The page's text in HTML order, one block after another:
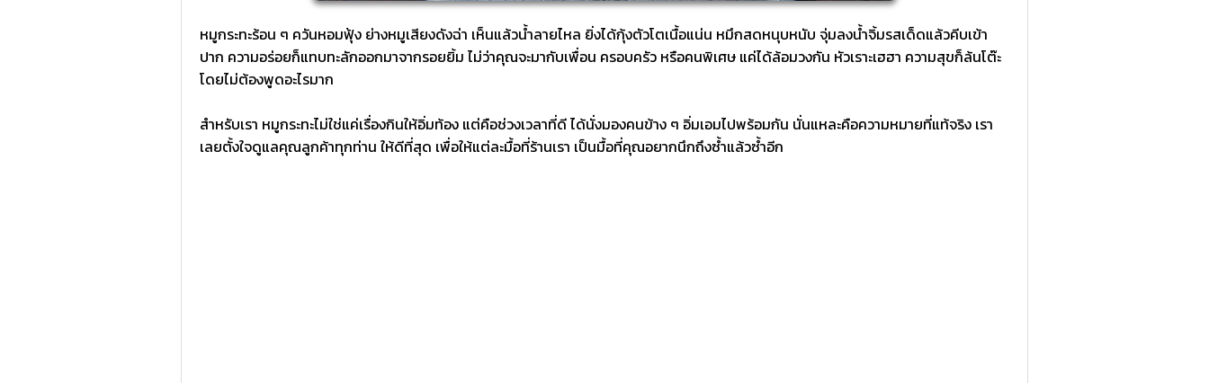
หมูกระทะร้อน ๆ ควันหอมฟุ้ง ย่างหมูเสียงดังฉ่า เห็นแล้วน้ำลายไหล ยิ่งได้กุ้งตัวโตเนื้อแน่น หมึกสดหนุบหนับ จุ่มลงน้ำจิ้มรสเด็ดแล้วคีบเข้า
ปาก ความอร่อยก็แทบทะลักออกมาจากรอยยิ้ม ไม่ว่าคุณจะมากับเพื่อน ครอบครัว หรือคนพิเศษ แค่ได้ล้อมวงกัน หัวเราะเฮฮา ความสุขก็ล้นโต๊ะ
โดยไม่ต้องพูดอะไรมาก
สำหรับเรา หมูกระทะไม่ใช่แค่เรื่องกินให้อิ่มท้อง แต่คือช่วงเวลาที่ดี ได้นั่งมองคนข้าง ๆ อิ่มเอมไปพร้อมกัน นั่นแหละคือความหมายที่แท้จริง เรา
เลยตั้งใจดูแลคุณลูกค้าทุกท่าน ให้ดีที่สุด เพื่อให้แต่ละมื้อที่ร้านเรา เป็นมื้อที่คุณอยากนึกถึงซ้ำแล้วซ้ำอีก